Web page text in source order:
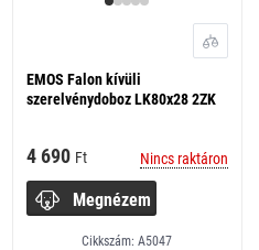
EMOS Falon kívüli
szerelvénydoboz LK80x28 2ZK
4 690 Ft Nincs raktáron
Megnézem
Cikkszám: A5047